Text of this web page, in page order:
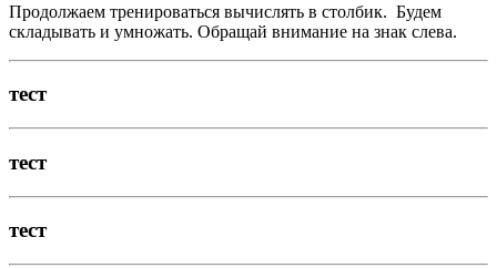
Продолжаем тренироваться вычислять в столбик. Будем
складывать и умножать. Обращай внимание на знак слева.
тест
тест
тест